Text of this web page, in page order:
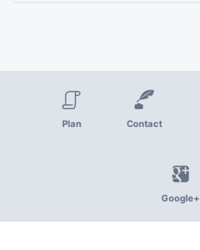
Plan Contact
Google+